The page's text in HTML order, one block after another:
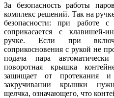
За безопасность работы
комплекс решений. Так на
безопасности: при работе
соприкасается с клавишей-
ручке. Если при
соприкосновения с рукой не
подача пара
поворотная крышка
защищает от протекания
закручивании крышки
щелчка, означающего, что